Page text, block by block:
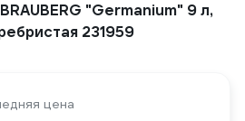
"Germanium" 9 л,
231959
цена